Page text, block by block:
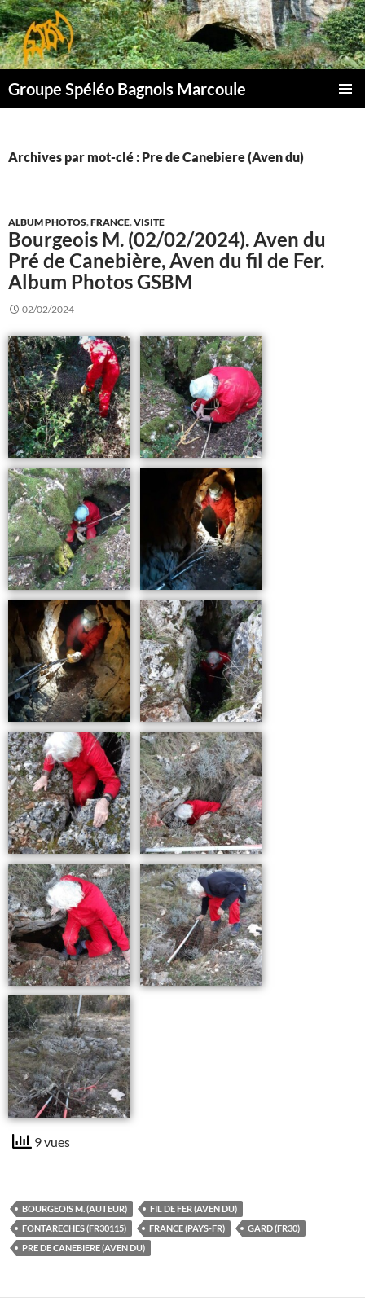
Aller
au
contenu
Groupe Spéléo Bagnols Marcoule
Archives par mot-clé : Pre de Canebiere (Aven du)
ALBUM PHOTOS,FRANCE,VISITE
Bourgeois M. (02/02/2024). Aven du
Pré de Canebière, Aven du fil de Fer.
Album Photos GSBM
02/02/2024
9 vues
BOURGEOIS M. (AUTEUR)
FIL DE FER (AVEN DU)
FONTARECHES (FR30115)
FRANCE (PAYS-FR)
GARD (FR30)
PRE DE CANEBIERE (AVEN DU)